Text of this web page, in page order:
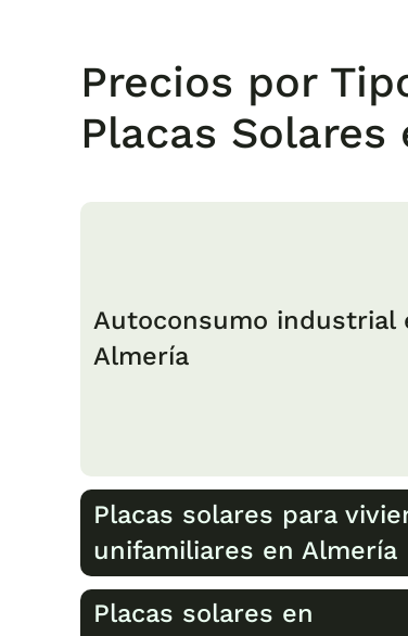
Precios por
Placas Solares
Autoconsumo industrial
Almería
Placas solares para
unifamiliares en Almería
Placas solares en